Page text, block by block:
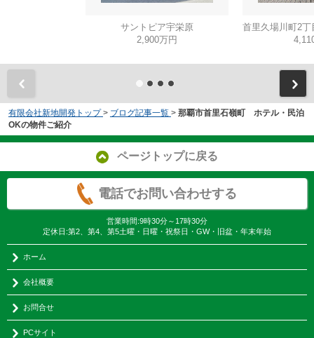
サントピア宇栄原
2,900万円
有限会社新地開発トップ > ブログ記事一覧 > 那覇市首里石嶺町 ホテル・民泊
OKの物件ご紹介
ページトップに戻る
電話でお問い合わせする
営業時間:9時30分～17時30分
定休日:第2、第4、第5土曜・日曜・祝祭日・GW・旧盆・年末年始
ホーム
会社概要
お問合せ
PCサイト